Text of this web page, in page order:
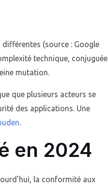
(source : Google
technique, conjuguée
mutation.
que plusieurs acteurs se
des applications. Une
.
en 2024
la conformité aux